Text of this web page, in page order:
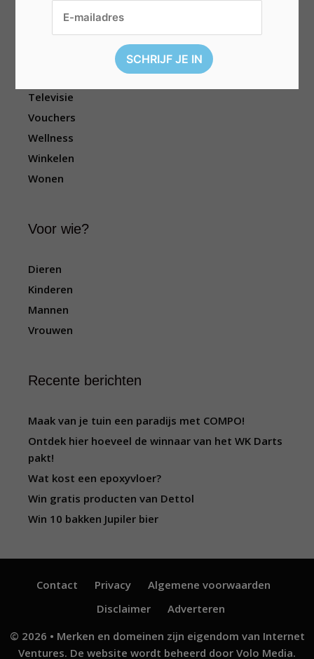
Kleding
Televisie
Vouchers
Wellness
Winkelen
Wonen
Voor wie?
Dieren
Kinderen
Mannen
Vrouwen
Recente berichten
Maak van je tuin een paradijs met COMPO!
Ontdek hier hoeveel de winnaar van het WK Darts
pakt!
Wat kost een epoxyvloer?
Win gratis producten van Dettol
Win 10 bakken Jupiler bier
Contact Privacy
Algemene voorwaarden
Disclaimer
Adverteren
© 2026 • Merken en domeinen zijn eigendom van Internet
Ventures. De website wordt beheerd door Volo Media.